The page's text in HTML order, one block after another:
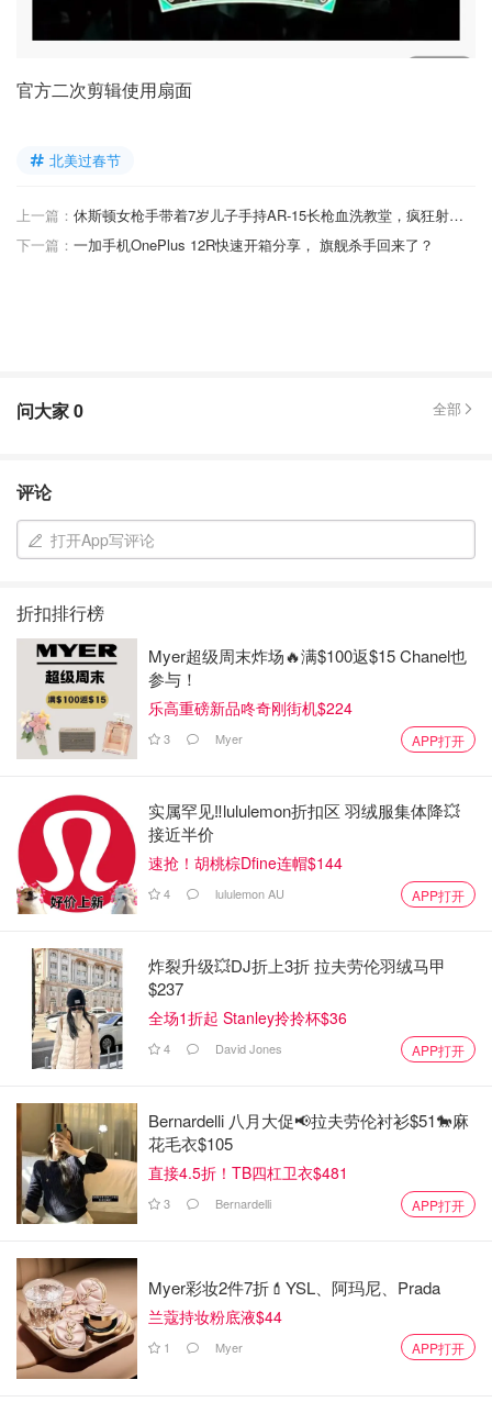
官方二次剪辑使用扇面
北美过春节
上一篇：
休斯顿女枪手带着7岁儿子手持AR-15长枪血洗教堂，疯狂射击1死2伤！
下一篇： 一加手机OnePlus 12R快速开箱分享， 旗舰杀手回来了？
问大家0 全部
评论
打开App写评论
折扣排行榜
Myer超级周末炸场🔥满$100返$15 Chanel也
参与！
乐高重磅新品咚奇刚街机$224
3 Myer APP打开
实属罕见‼️lululemon折扣区 羽绒服集体降💥
接近半价
速抢！胡桃棕Dfine连帽$144
4 lululemon AU APP打开
炸裂升级💥DJ折上3折 拉夫劳伦羽绒马甲
$237
全场1折起 Stanley拎拎杯$36
4 David Jones APP打开
Bernardelli 八月大促📢拉夫劳伦衬衫$51🐎麻
花毛衣$105
直接4.5折！TB四杠卫衣$481
3 Bernardelli APP打开
Myer彩妆2件7折💄YSL、阿玛尼、Prada
兰蔻持妆粉底液$44
1 Myer APP打开